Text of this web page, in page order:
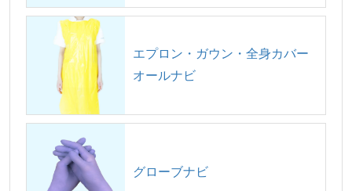
エプロン・ガウン・全身カバー
オールナビ
グローブナビ